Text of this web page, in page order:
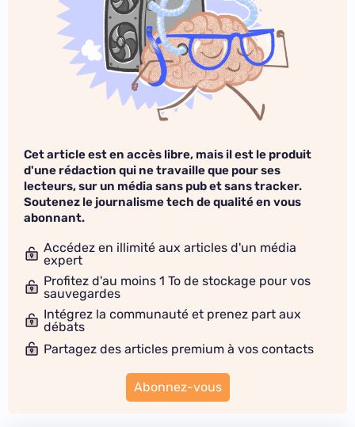
Cet article est en accès libre, mais il est le produit
d'une rédaction qui ne travaille que pour ses
lecteurs, sur un média sans pub et sans tracker.
Soutenez le journalisme tech de qualité en vous
abonnant.
Accédez en illimité aux articles d'un média
expert
Profitez d'au moins 1 To de stockage pour vos
sauvegardes
Intégrez la communauté et prenez part aux
débats
Partagez des articles premium à vos contacts
Abonnez-vous